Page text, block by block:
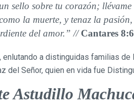
sello sobre tu corazón;
la muerte, y tenaz la
del amor.” // Cantares 8:6
a distinguidas familias de
del Señor, quien en vida fue
Astudillo